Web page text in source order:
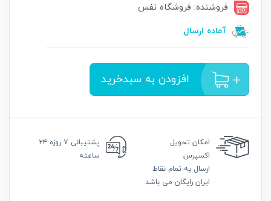
فروشنده: فروشگاه نفس
آماده ارسال
افزودن به سبدخرید
امکان تحویل
اکسپرس
ارسال به تمام نقاط
ایران رایگان می باشد
پشتیبانی
۷ روزه ۲۴
ساعته